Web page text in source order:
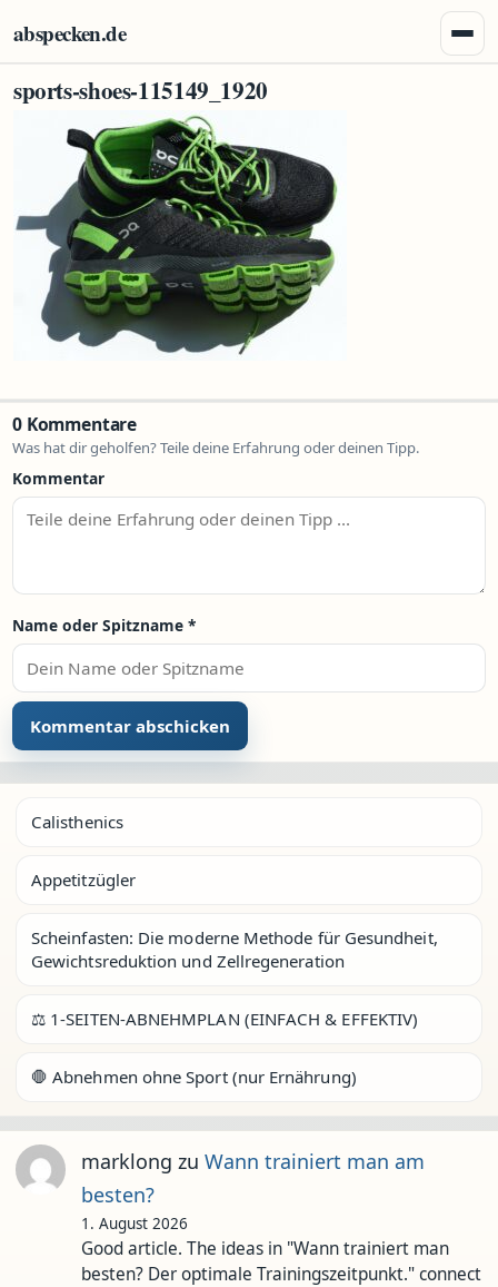
abspecken.de
sports-shoes-115149_1920
0 Kommentare
Was hat dir geholfen? Teile deine Erfahrung oder deinen Tipp.
Kommentar
Name oder Spitzname *
Calisthenics
Appetitzügler
Scheinfasten: Die moderne Methode für Gesundheit,
Gewichtsreduktion und Zellregeneration
⚖️ 1-SEITEN-ABNEHMPLAN (EINFACH & EFFEKTIV)
🛑 Abnehmen ohne Sport (nur Ernährung)
marklong zu Wann trainiert man am
besten?
1. August 2026
Good article. The ideas in "Wann trainiert man
besten? Der optimale Trainingszeitpunkt." connect